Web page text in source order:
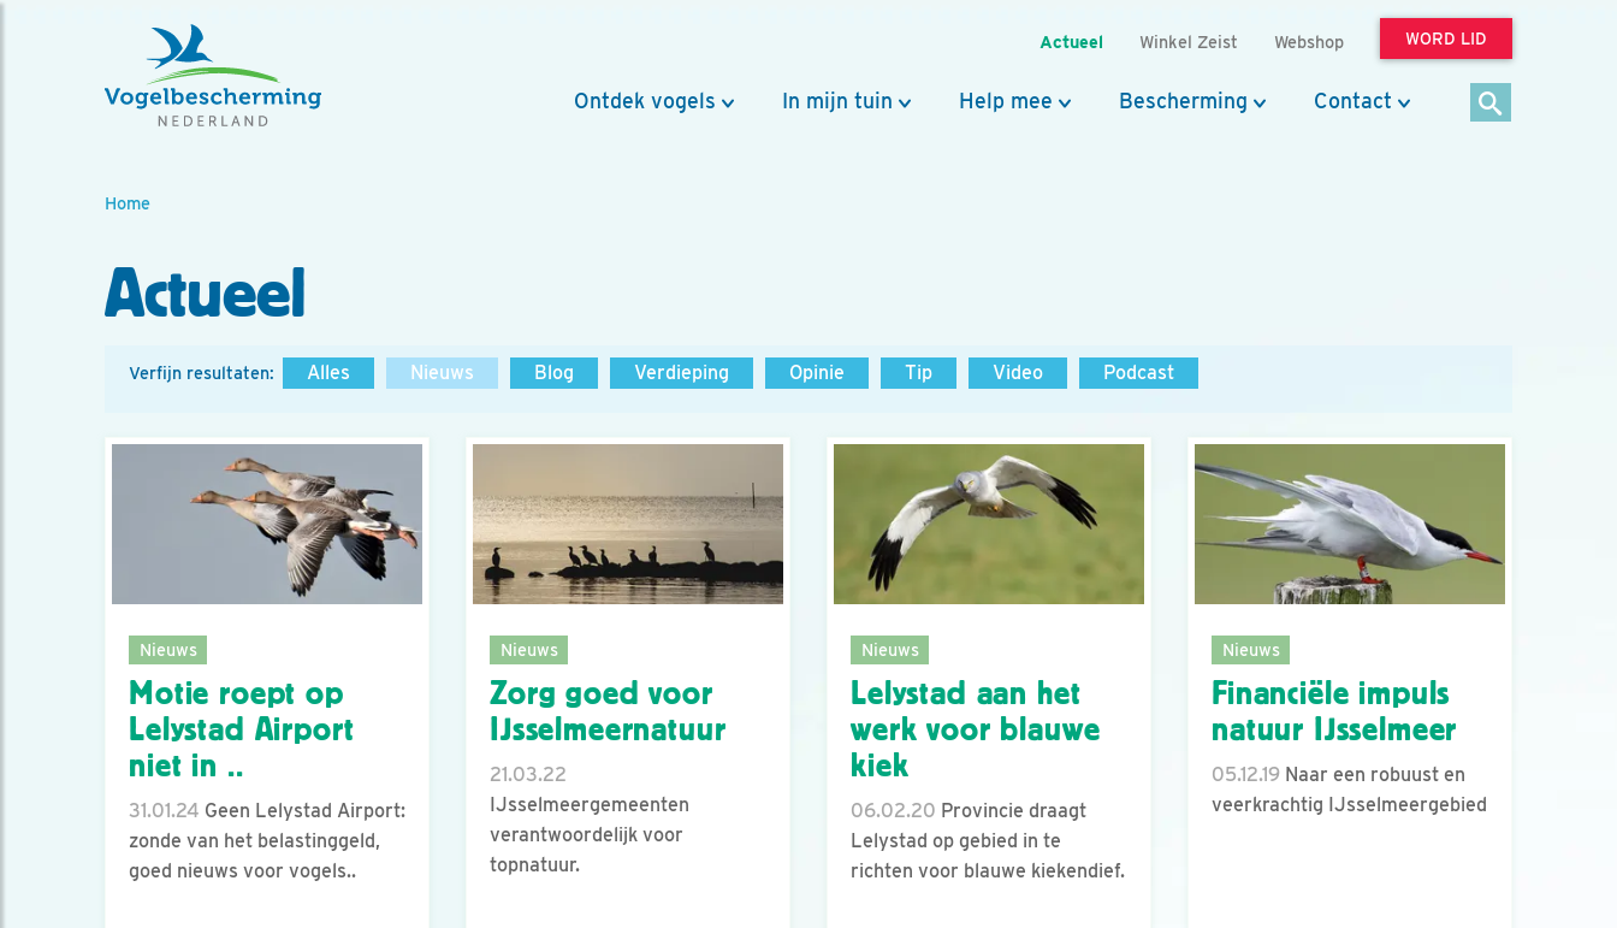
Actueel Winkel Zeist Webshop WORD LID
Ontdek vogels In mijn tuin Help mee Bescherming Contact
Home
Actueel
Verfijn resultaten: Alles Nieuws Blog Verdieping Opinie Tip Video Podcast
Nieuws
Motie roept op
Lelystad Airport
niet in ..
31.01.24 Geen Lelystad Airport:
zonde van het belastinggeld,
goed nieuws voor vogels..
Nieuws
Zorg goed voor
IJsselmeernatuur
21.03.22
IJsselmeergemeenten
verantwoordelijk voor
topnatuur.
Nieuws
Lelystad aan het
werk voor blauwe
kiek
06.02.20 Provincie draagt
Lelystad op gebied in te
richten voor blauwe kiekendief.
Nieuws
Financiële impuls
natuur IJsselmeer
05.12.19 Naar een robuust en
veerkrachtig IJsselmeergebied